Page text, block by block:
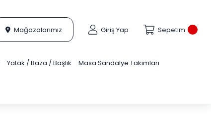
Mağazalarımız Giriş Yap Sepetim
Yatak / Baza / Başlık Masa Sandalye Takımları